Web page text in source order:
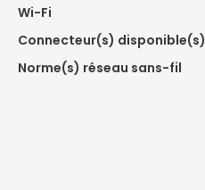
Wi-Fi
Connecteur(s) disponible(s)
Norme(s) réseau sans-fil